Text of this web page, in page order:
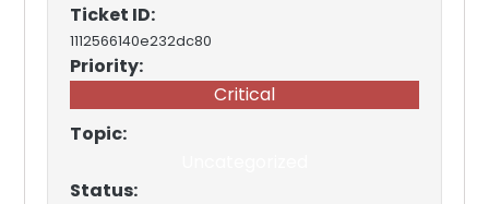
Ticket ID:
1112566140e232dc80
Priority:
Critical
Topic:
Status: